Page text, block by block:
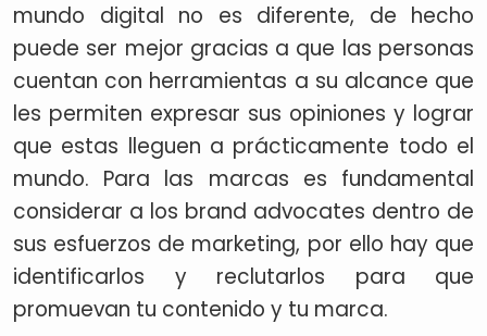
mundo digital no es diferente, de hecho
puede ser mejor gracias a que las personas
cuentan con herramientas a su alcance que
les permiten expresar sus opiniones y lograr
que estas lleguen a prácticamente todo el
mundo. Para las marcas es fundamental
considerar a los brand advocates dentro de
sus esfuerzos de marketing, por ello hay que
identificarlos y reclutarlos para que
promuevan tu contenido y tu marca.